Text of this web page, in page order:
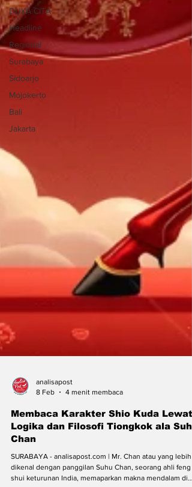
DUKA CITA
Headline
Regional
Surabaya
Sidoarjo
Mojokerto
Bali
Jakarta
8 Feb
4 menit membaca
Membaca Karakter Shio Kuda Lewat
Logika dan Filosofi Tiongkok ala
Chan
SURABAYA - analisapost.com | Mr. Chan atau yang lebih